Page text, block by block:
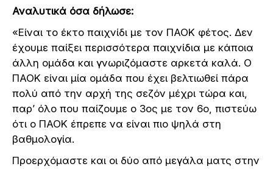
Αναλυτικά όσα δήλωσε:
«Είναι το έκτο παιχνίδι με τον ΠΑΟΚ φέτος. Δεν
έχουμε παίξει περισσότερα παιχνίδια με κάποια
άλλη ομάδα και γνωριζόμαστε αρκετά καλά. Ο
ΠΑΟΚ είναι μία ομάδα που έχει βελτιωθεί πάρα
πολύ από την αρχή της σεζόν μέχρι τώρα και,
παρ’ όλο που παίζουμε ο 3ος με τον 6ο, πιστεύω
ότι ο ΠΑΟΚ έπρεπε να είναι πιο ψηλά στη
βαθμολογία.
Προερχόμαστε και οι δύο από μεγάλα ματς στην